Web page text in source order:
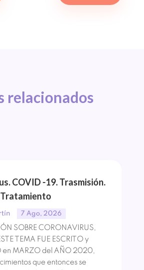
relacionados
COVID -19. Trasmisión.
7 Ago, 2026
SOBRE CORONAVIRUS,
TEMA FUE ESCRITO y
en MARZO del AÑO 2020,
que entonces se